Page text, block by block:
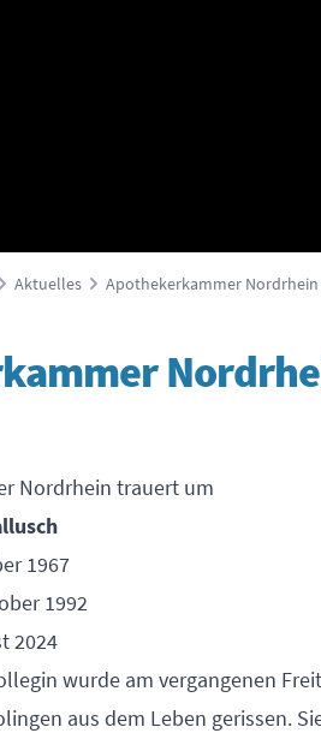
Aktuelles Apothekerkammer
Nordrhein trauert um
1967
1992
2024
wurde am vergangenen
aus dem Leben gerissen.